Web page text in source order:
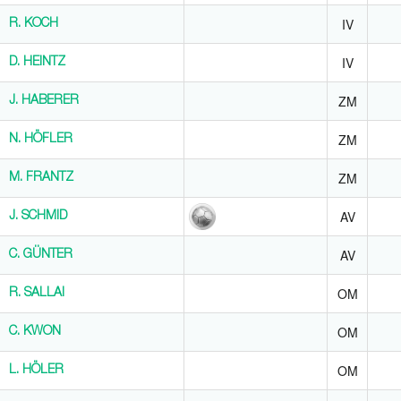
R. KOCH IV
D. HEINTZ IV
J. HABERER ZM
N. HÖFLER ZM
M. FRANTZ ZM
J. SCHMID AV
C. GÜNTER AV
R. SALLAI OM
C. KWON OM
L. HÖLER OM
R. KOCH
D. HEINTZ
J. HABERER
N. HÖFLER
M. FRANTZ
J. SCHMID
C. GÜNTER
R. SALLAI
C. KWON
L. HÖLER